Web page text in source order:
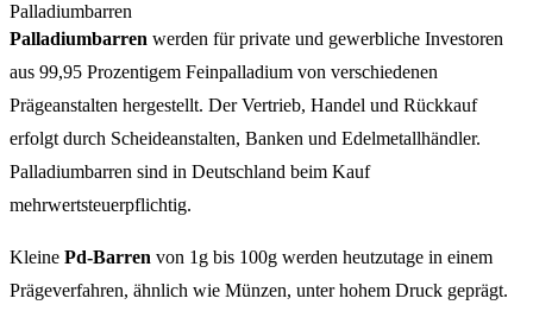
Palladiumbarren
Palladiumbarren werden für private und gewerbliche Investoren
aus 99,95 Prozentigem Feinpalladium von verschiedenen
Prägeanstalten hergestellt. Der Vertrieb, Handel und Rückkauf
erfolgt durch Scheideanstalten, Banken und Edelmetallhändler.
Palladiumbarren sind in Deutschland beim Kauf
mehrwertsteuerpflichtig.
Kleine Pd-Barren von 1g bis 100g werden heutzutage in einem
Prägeverfahren, ähnlich wie Münzen, unter hohem Druck geprägt.